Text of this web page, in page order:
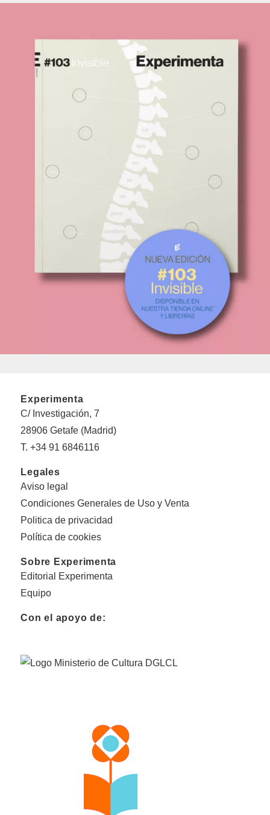
Experimenta
C/ Investigación, 7
28906 Getafe (Madrid)
T. +34 91 6846116
Legales
Aviso legal
Condiciones Generales de Uso y Venta
Politica de privacidad
Política de cookies
Sobre Experimenta
Editorial Experimenta
Equipo
Con el apoyo de: